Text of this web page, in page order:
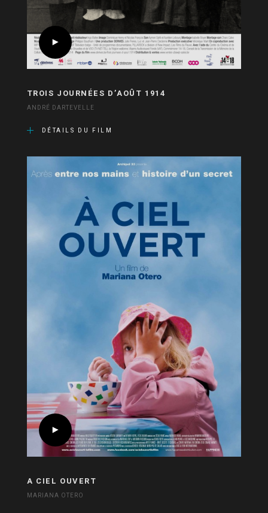
TROIS JOURNÉES D’AOÛT 1914
ANDRÉ DARTEVELLE
DÉTAILS DU FILM
A CIEL OUVERT
MARIANA OTERO